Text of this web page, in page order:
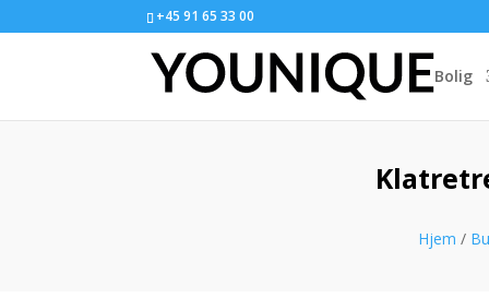
+45 91 65 33 00
Bolig
Hjem /